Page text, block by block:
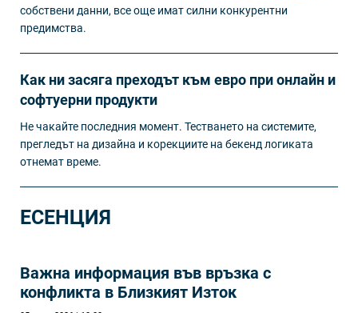
собствени данни, все още имат силни конкурентни
предимства.
Как ни засяга преходът към евро при онлайн и
софтуерни продукти
Не чакайте последния момент. Тестването на системите,
прегледът на дизайна и корекциите на бекенд логиката
отнемат време.
ЕСЕНЦИЯ
Важна информация във връзка с
конфликта в Близкият Изток